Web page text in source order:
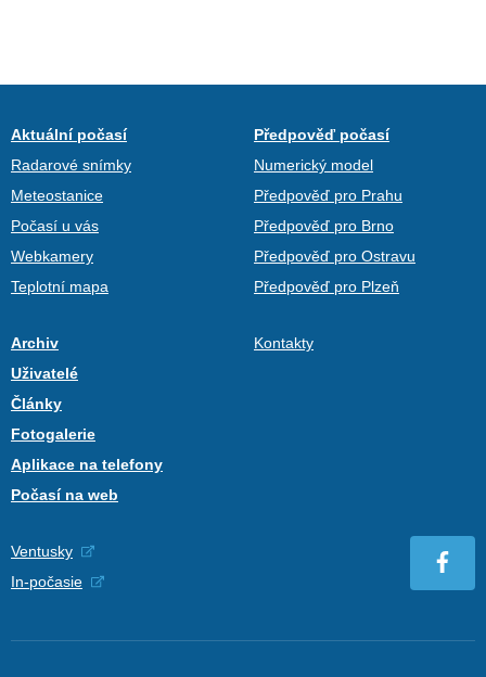
Aktuální počasí
Radarové snímky
Meteostanice
Počasí u vás
Webkamery
Teplotní mapa
Předpověď počasí
Numerický model
Předpověď pro Prahu
Předpověď pro Brno
Předpověď pro Ostravu
Předpověď pro Plzeň
Archiv
Uživatelé
Články
Fotogalerie
Aplikace na telefony
Počasí na web
Kontakty
Ventusky
In-počasie